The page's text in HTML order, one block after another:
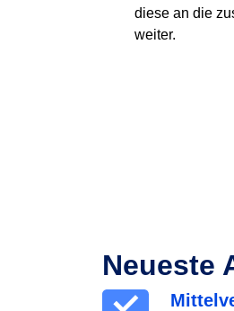
diese an die
weiter.
Neueste